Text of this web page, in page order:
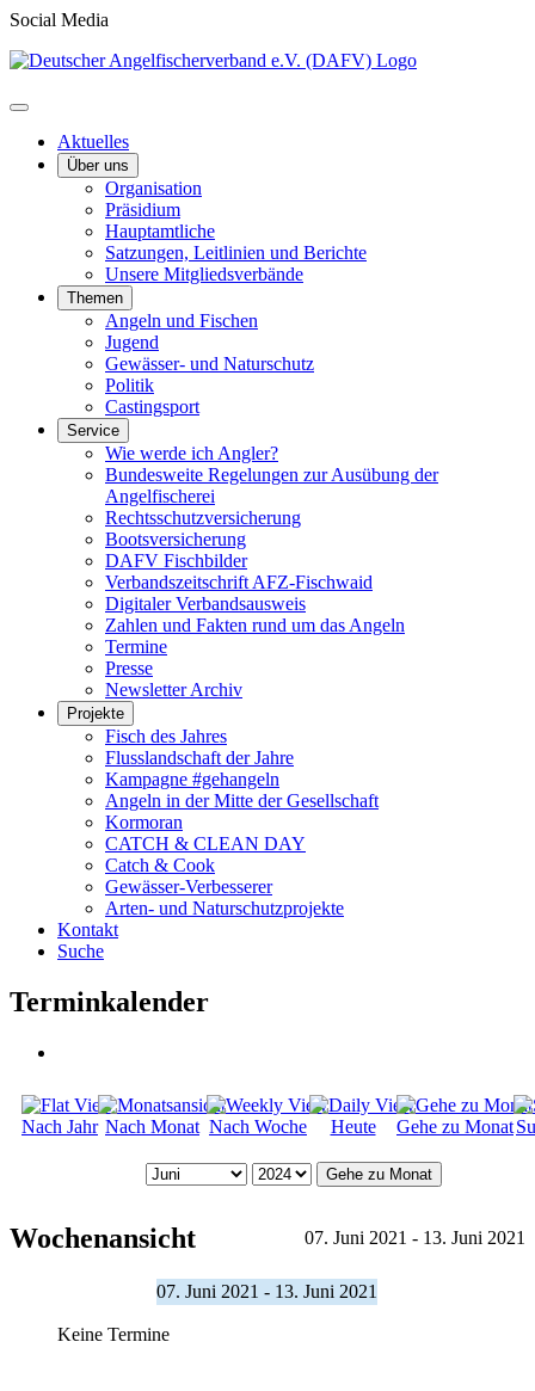
Social Media
Aktuelles
Über uns
Organisation
Präsidium
Hauptamtliche
Satzungen, Leitlinien und Berichte
Unsere Mitgliedsverbände
Themen
Angeln und Fischen
Jugend
Gewässer- und Naturschutz
Politik
Castingsport
Service
Wie werde ich Angler?
Bundesweite Regelungen zur Ausübung der
Angelfischerei
Rechtsschutzversicherung
Bootsversicherung
DAFV Fischbilder
Verbandszeitschrift AFZ-Fischwaid
Digitaler Verbandsausweis
Zahlen und Fakten rund um das Angeln
Termine
Presse
Newsletter Archiv
Projekte
Fisch des Jahres
Flusslandschaft der Jahre
Kampagne #gehangeln
Angeln in der Mitte der Gesellschaft
Kormoran
CATCH & CLEAN DAY
Catch & Cook
Gewässer-Verbesserer
Arten- und Naturschutzprojekte
Kontakt
Suche
Terminkalender
Nach Jahr Nach Monat Nach Woche Heute Gehe zu Monat
Gehe zu Monat
Wochenansicht 07. Juni 2021 - 13. Juni 2021
07. Juni 2021 - 13. Juni 2021
Keine Termine